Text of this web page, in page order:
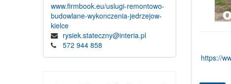
www.firmbook.eu/uslugi-remontowo-
budowlane-wykonczenia-jedrzejow-
kielce
rysiek.stateczny@interia.pl
572 944 858
https://